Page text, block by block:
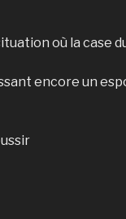
où la case
encore un